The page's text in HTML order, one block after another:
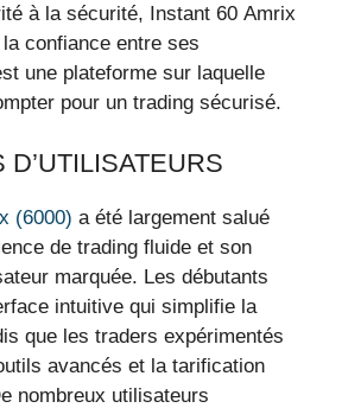
à la sécurité, Instant 60 Amrix
confiance entre ses
une plateforme sur laquelle
pour un trading sécurisé.
D’UTILISATEURS
(6000) a été largement salué
de trading fluide et son
marquée. Les débutants
intuitive qui simplifie la
que les traders expérimentés
avancés et la tarification
nombreux utilisateurs